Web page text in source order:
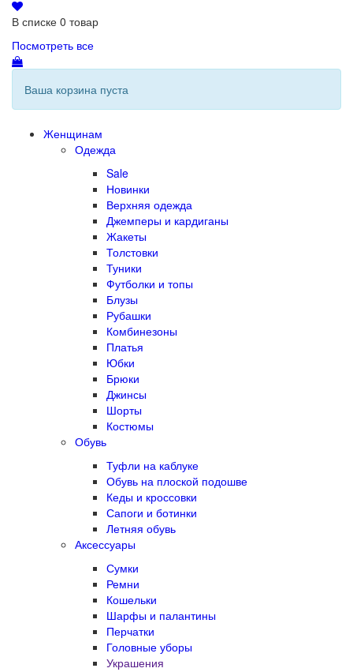
В списке 0 товар
Посмотреть все
Ваша корзина пуста
Женщинам
Одежда
Sale
Новинки
Верхняя одежда
Джемперы и кардиганы
Жакеты
Толстовки
Туники
Футболки и топы
Блузы
Рубашки
Комбинезоны
Платья
Юбки
Брюки
Джинсы
Шорты
Костюмы
Обувь
Туфли на каблуке
Обувь на плоской подошве
Кеды и кроссовки
Сапоги и ботинки
Летняя обувь
Аксессуары
Сумки
Ремни
Кошельки
Шарфы и палантины
Перчатки
Головные уборы
Украшения